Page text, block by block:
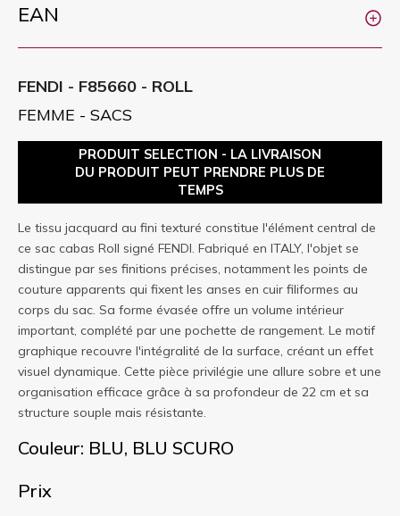
EAN
FENDI - F85660 - ROLL
FEMME - SACS
PRODUIT SELECTION - LA LIVRAISON
DU PRODUIT PEUT PRENDRE PLUS DE
TEMPS
Le tissu jacquard au fini texturé constitue l'élément central de
ce sac cabas Roll signé FENDI. Fabriqué en ITALY, l'objet se
distingue par ses finitions précises, notamment les points de
couture apparents qui fixent les anses en cuir filiformes au
corps du sac. Sa forme évasée offre un volume intérieur
important, complété par une pochette de rangement. Le motif
graphique recouvre l'intégralité de la surface, créant un effet
visuel dynamique. Cette pièce privilégie une allure sobre et une
organisation efficace grâce à sa profondeur de 22 cm et sa
structure souple mais résistante.
Couleur: BLU, BLU SCURO
Prix